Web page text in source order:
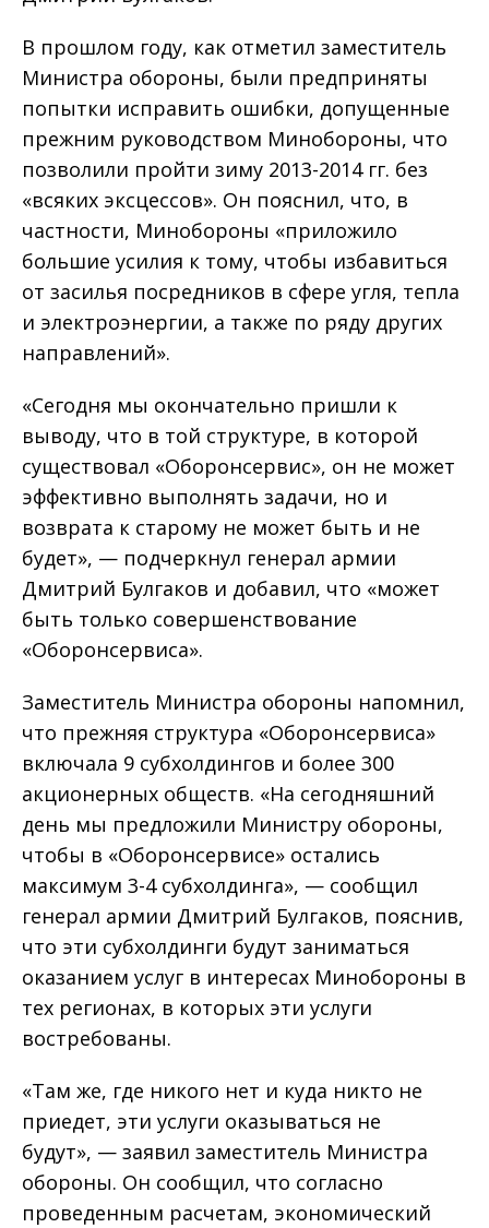
В прошлом году, как отметил заместитель
Министра обороны, были предприняты
попытки исправить ошибки, допущенные
прежним руководством Минобороны, что
позволили пройти зиму 2013-2014 гг. без
«всяких эксцессов». Он пояснил, что, в
частности, Минобороны «приложило
большие усилия к тому, чтобы избавиться
от засилья посредников в сфере угля, тепла
и электроэнергии, а также по ряду других
направлений».
«Сегодня мы окончательно пришли к
выводу, что в той структуре, в которой
существовал «Оборонсервис», он не может
эффективно выполнять задачи, но и
возврата к старому не может быть и не
будет», — подчеркнул генерал армии
Дмитрий Булгаков и добавил, что «может
быть только совершенствование
«Оборонсервиса».
Заместитель Министра обороны напомнил,
что прежняя структура «Оборонсервиса»
включала 9 субхолдингов и более 300
акционерных обществ. «На сегодняшний
день мы предложили Министру обороны,
чтобы в «Оборонсервисе» остались
максимум 3-4 субхолдинга», — сообщил
генерал армии Дмитрий Булгаков, пояснив,
что эти субхолдинги будут заниматься
оказанием услуг в интересах Минобороны в
тех регионах, в которых эти услуги
востребованы.
«Там же, где никого нет и куда никто не
приедет, эти услуги оказываться не
будут», — заявил заместитель Министра
обороны. Он сообщил, что согласно
проведенным расчетам, экономический